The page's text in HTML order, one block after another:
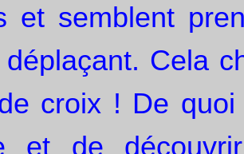
et semblent
Cela
croix ! De
et de